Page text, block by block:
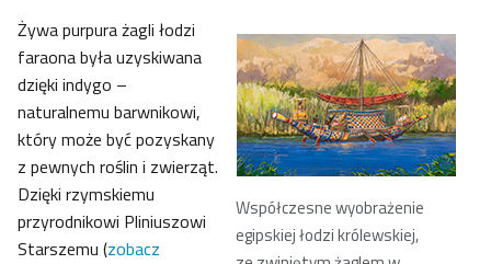
Współczesne wyobrażenie
egipskiej łodzi królewskiej,
Żywa purpura żagli łodzi
faraona była uzyskiwana
dzięki indygo –
naturalnemu barwnikowi,
który może być pozyskany
z pewnych roślin i zwierząt.
Dzięki rzymskiemu
przyrodnikowi Pliniuszowi
Starszemu (zobacz